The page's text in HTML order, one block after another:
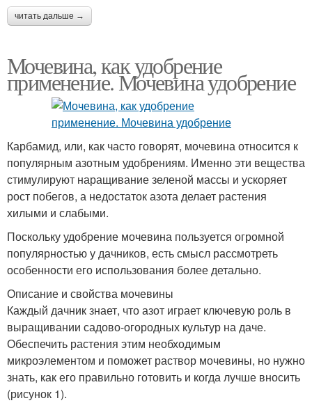
читать дальше →
Мочевина, как удобрение
применение. Мочевина удобрение
Карбамид, или, как часто говорят, мочевина относится к
популярным азотным удобрениям. Именно эти вещества
стимулируют наращивание зеленой массы и ускоряет
рост побегов, а недостаток азота делает растения
хилыми и слабыми.
Поскольку удобрение мочевина пользуется огромной
популярностью у дачников, есть смысл рассмотреть
особенности его использования более детально.
Описание и свойства мочевины
Каждый дачник знает, что азот играет ключевую роль в
выращивании садово-огородных культур на даче.
Обеспечить растения этим необходимым
микроэлементом и поможет раствор мочевины, но нужно
знать, как его правильно готовить и когда лучше вносить
(рисунок 1).